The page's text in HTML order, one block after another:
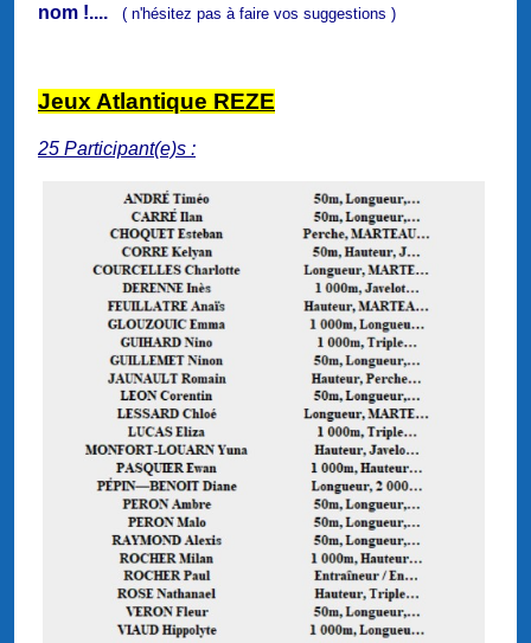
nom !....
( n'hésitez pas à faire vos suggestions )
Jeux Atlantique REZE
25 Participant(e)s :